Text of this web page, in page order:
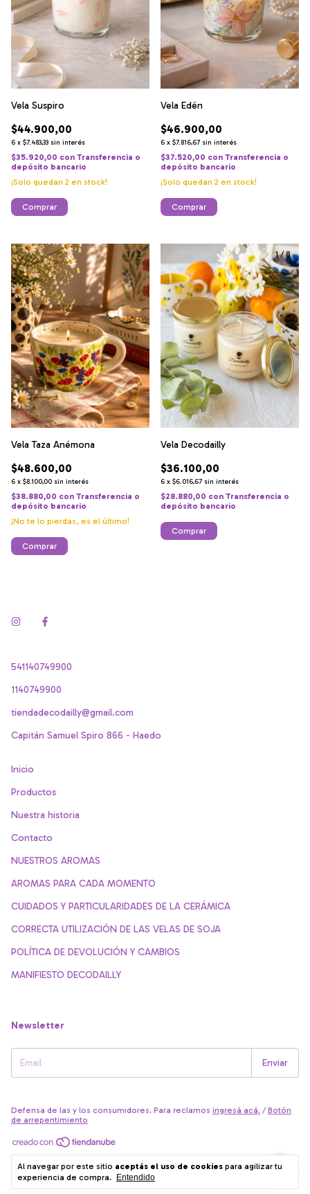
Al navegar por este sitio aceptás el uso de cookies para agilizar tu
experiencia de compra.
Entendido
Vela Suspiro
$44.900,00
6 x $7.483,33 sin interés
$35.920,00 con Transferencia o
depósito bancario
¡Solo quedan 2 en stock!
Comprar
Vela Edén
$46.900,00
6 x $7.816,67 sin interés
$37.520,00 con Transferencia o
depósito bancario
¡Solo quedan 2 en stock!
Comprar
1/2
Vela Taza Anémona
$48.600,00
6 x $8.100,00 sin interés
$38.880,00 con Transferencia o
depósito bancario
¡No te lo pierdas, es el último!
Comprar
1/8
Vela Decodailly
$36.100,00
6 x $6.016,67 sin interés
$28.880,00 con Transferencia o
depósito bancario
Comprar
541140749900
1140749900
tiendadecodailly@gmail.com
Capitán Samuel Spiro 866 - Haedo
Inicio
Productos
Nuestra historia
Contacto
NUESTROS AROMAS
AROMAS PARA CADA MOMENTO
CUIDADOS Y PARTICULARIDADES DE LA CERÁMICA
CORRECTA UTILIZACIÓN DE LAS VELAS DE SOJA
POLÍTICA DE DEVOLUCIÓN Y CAMBIOS
MANIFIESTO DECODAILLY
Newsletter
Defensa de las y los consumidores. Para reclamos ingresá acá. / Botón
de arrepentimiento
Copyright Decodailly - 27280804059 - 2026. Todos los derechos
reservados.